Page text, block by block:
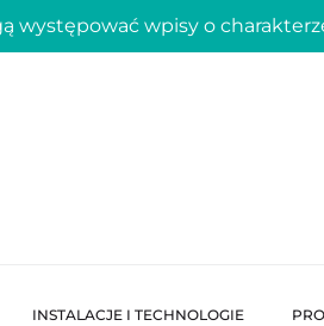
występować wpisy o
INSTALACJE I TECHNOLOGIE